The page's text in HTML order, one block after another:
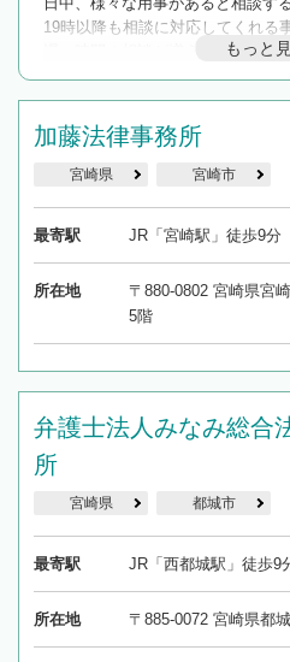
19時以降も相談に対応してくれる
遅い時間の相談が増えそうな場合
んで検索してみましょう。
もっと
加藤法律事務所
宮崎県 宮崎市
最寄駅 JR「宮崎駅」徒歩9分
所在地
〒880-0802 宮崎県宮
5階
弁護士法人みなみ総合
所
宮崎県 都城市
最寄駅 JR「西都城駅」徒歩9
所在地 〒885-0072 宮崎県都